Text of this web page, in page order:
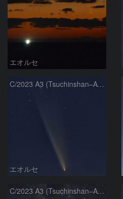
エオルセ
C/2023 A3 (Tsuchinshan–ATLAS)
エオルセ
C/2023 A3 (Tsuchinshan–ATLAS)と天の川